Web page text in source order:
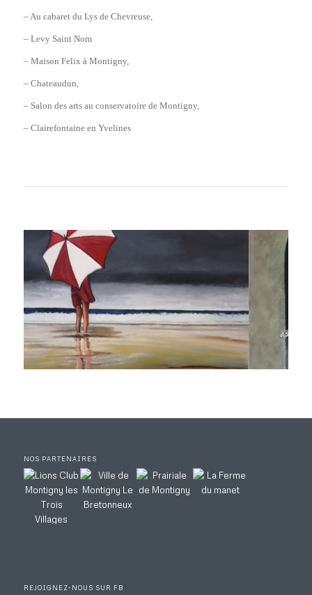
– Au cabaret du Lys de Chevreuse,
– Levy Saint Nom
– Maison Felix à Montigny,
– Chateaudun,
– Salon des arts au conservatoire de Montigny,
– Clairefontaine en Yvelines
NOS PARTENAIRES
REJOIGNEZ-NOUS SUR FB